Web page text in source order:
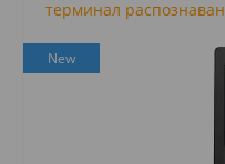
терминал
New